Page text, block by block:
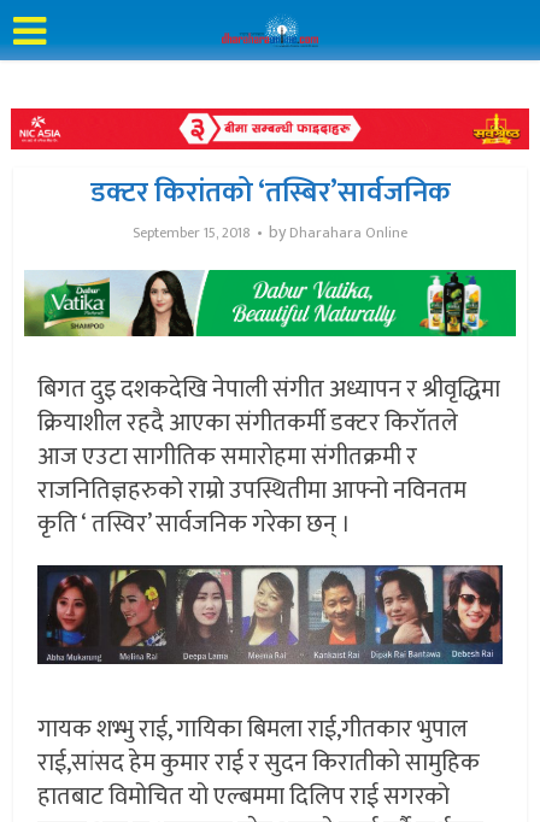
डक्टर किरांतको ‘तस्बिर’सार्वजनिक
September 15, 2018 by Dharahara Online
बिगत दुइ दशकदेखि नेपाली संगीत अध्यापन र श्रीवृद्धिमा
क्रियाशील रहदै आएका संगीतकर्मी डक्टर किरॉतले
आज एउटा सागीतिक समारोहमा संगीतक्रमी र
राजनितिज्ञहरुको राम्रो उपस्थितीमा आफ्नो नविनतम
कृति ‘ तस्विर’ सार्वजनिक गरेका छन् ।
गायक शभ्भु राई, गायिका बिमला राई,गीतकार भुपाल
राई,सांसद हेम कुमार राई र सुदन किरातीको सामुहिक
हातबाट विमोचित यो एल्बममा दिलिप राई सगरको